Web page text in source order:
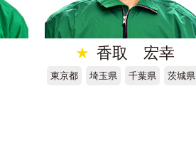
★ 香取 宏幸
東京都 埼玉県 千葉県 茨城県